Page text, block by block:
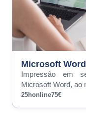
Microsoft
Impressão em
Microsoft Word, ao
25honline75€